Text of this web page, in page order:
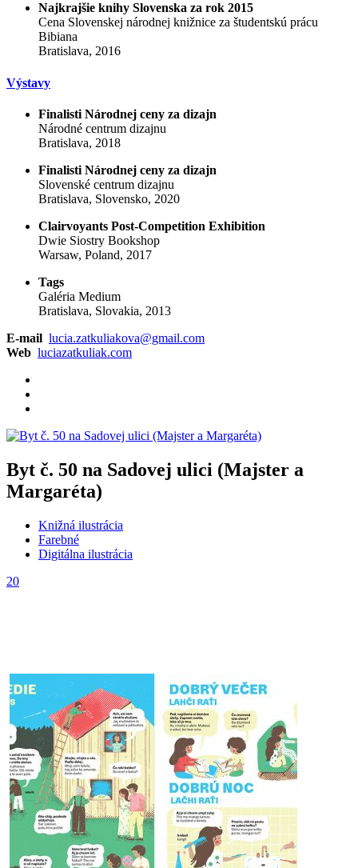
Najkrajšie knihy Slovenska za rok 2015
Cena Slovenskej národnej knižnice za študentskú prácu
Bibiana
Bratislava, 2016
Výstavy
Finalisti Národnej ceny za dizajn
Národné centrum dizajnu
Bratislava, 2018
Finalisti Národnej ceny za dizajn
Slovenské centrum dizajnu
Bratislava, Slovensko, 2020
Clairvoyants Post-Competition Exhibition
Dwie Siostry Bookshop
Warsaw, Poland, 2017
Tags
Galéria Medium
Bratislava, Slovakia, 2013
E-mail lucia.zatkuliakova@gmail.com
Web luciazatkuliak.com
Byt č. 50 na Sadovej ulici (Majster a
Margaréta)
Knižná ilustrácia
Farebné
Digitálna ilustrácia
20